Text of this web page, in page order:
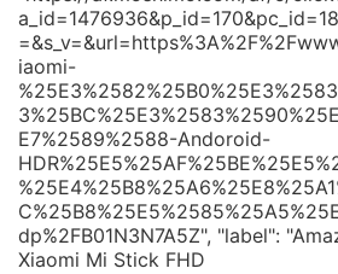
iaomi-
E7%2589%2588-Andoroid-
dp%2FB01N3N7A5Z", "label":
Xiaomi Mi Stick FHD